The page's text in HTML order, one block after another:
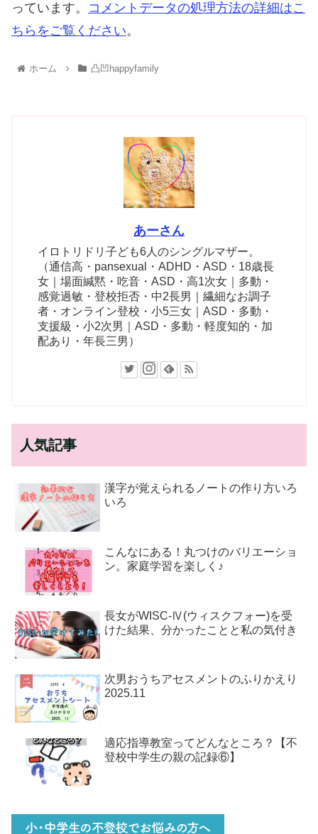
っています。 コメントデータの処理方法の詳細はこ
ちらをご覧ください。
ホーム 凸凹happyfamily
あーさん
イロトリドリ子ども6人のシングルマザー。
（通信高・pansexual・ADHD・ASD・18歳長
女｜場面緘黙・吃音・ASD・高1次女｜多動・
感覚過敏・登校拒否・中2長男｜繊細なお調子
者・オンライン登校・小5三女｜ASD・多動・
支援級・小2次男｜ASD・多動・軽度知的・加
配あり・年長三男）
人気記事
漢字が覚えられるノートの作り方いろ
いろ
こんなにある！丸つけのバリエーショ
ン。家庭学習を楽しく♪
長女がWISC-Ⅳ(ウィスクフォー)を受
けた結果、分かったことと私の気付き
次男おうちアセスメントのふりかえり
2025.11
適応指導教室ってどんなところ？【不
登校中学生の親の記録⑥】